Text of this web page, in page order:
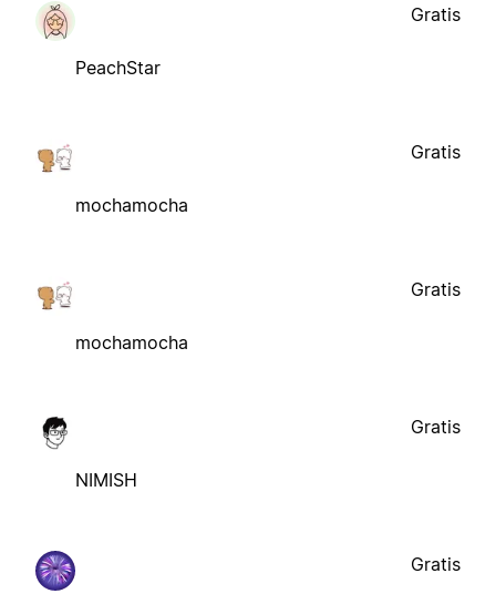
PeachStar
Gratis
mochamocha
Gratis
mochamocha
Gratis
NIMISH
Gratis
Gratis